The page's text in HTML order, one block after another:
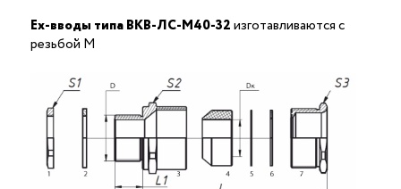
Ex-вводы типа ВКВ-ЛС-М40-32изготавливаются с
резьбой M